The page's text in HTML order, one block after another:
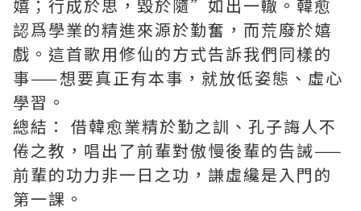
嬉；行成於思，毀於隨”如出一轍。韓愈
認爲學業的精進來源於勤奮，而荒廢於嬉
戲。這首歌用修仙的方式告訴我們同樣的
事——想要真正有本事，就放低姿態、虛心
學習。
總結： 借韓愈業精於勤之訓、孔子誨人不
倦之教，唱出了前輩對傲慢後輩的告誡——
前輩的功力非一日之功，謙虛纔是入門的
第一課。